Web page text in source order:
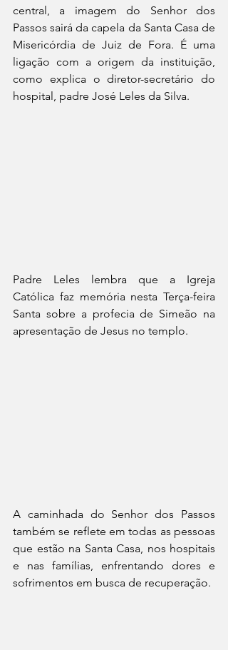
central, a imagem do Senhor dos
Passos sairá da capela da Santa Casa de
Misericórdia de Juiz de Fora. É uma
ligação com a origem da instituição,
como explica o diretor-secretário do
hospital, padre José Leles da Silva.
Padre Leles lembra que a Igreja
Católica faz memória nesta Terça-feira
Santa sobre a profecia de Simeão na
apresentação de Jesus no templo.
A caminhada do Senhor dos Passos
também se reflete em todas as pessoas
que estão na Santa Casa, nos hospitais
e nas famílias, enfrentando dores e
sofrimentos em busca de recuperação.